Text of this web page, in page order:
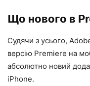
Що нового в
Судячи з усього,
версію Premiere на
абсолютно новий
iPhone.